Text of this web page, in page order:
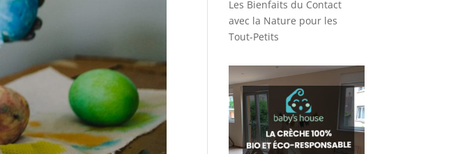
Les Bienfaits du Contact
avec la Nature pour les
Tout-Petits